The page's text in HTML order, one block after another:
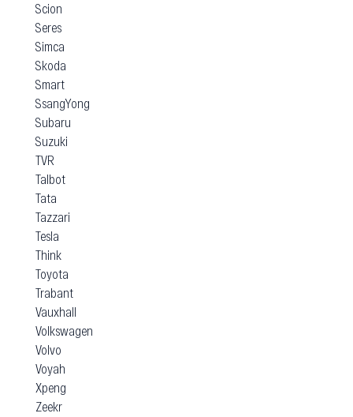
Scion
Seres
Simca
Skoda
Smart
SsangYong
Subaru
Suzuki
TVR
Talbot
Tata
Tazzari
Tesla
Think
Toyota
Trabant
Vauxhall
Volkswagen
Volvo
Voyah
Xpeng
Zeekr